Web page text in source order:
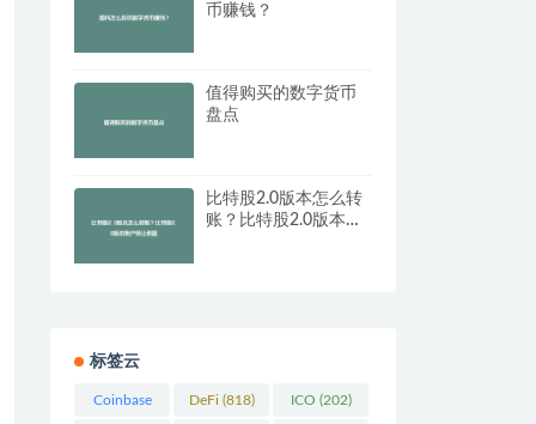
币赚钱？
值得购买的数字货币
盘点
比特股2.0版本怎么转
账？比特股2.0版本账
标签云
Coinbase DeFi (818) ICO (202)